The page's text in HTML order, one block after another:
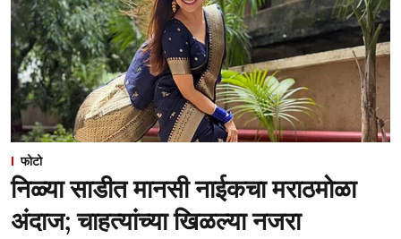
फोटो
निळ्या साडीत मानसी नाईकचा मराठमोळा
अंदाज; चाहत्यांच्या खिळल्या नजरा